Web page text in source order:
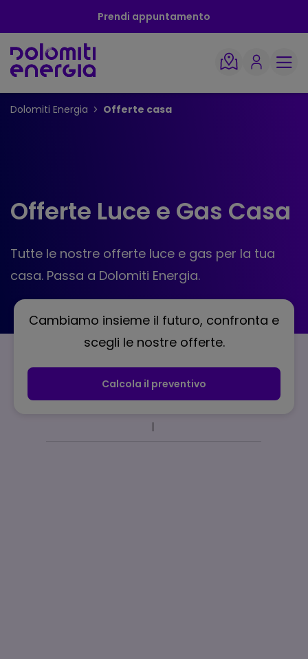
Prendi appuntamento
Dolomiti Energia Offerte casa
Offerte Luce e Gas Casa
Tutte le nostre offerte luce e gas per la tua
casa. Passa a Dolomiti Energia.
Cambiamo insieme il futuro, confronta e
scegli le nostre offerte.
Calcola il preventivo